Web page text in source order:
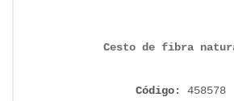
Cesto de fibra
Código: 458578